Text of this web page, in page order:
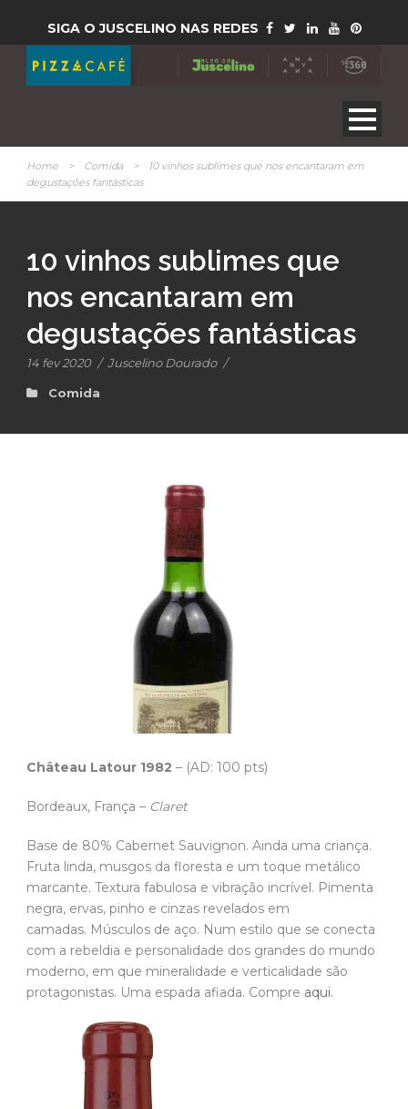
SIGA O JUSCELINO NAS REDES
Home > Comida >
10 vinhos sublimes que nos encantaram em
degustações fantásticas
10 vinhos sublimes que
nos encantaram em
degustações fantásticas
14 fev 2020 / Juscelino Dourado /
Comida
Château Latour 1982 – (AD: 100 pts)
Bordeaux, França – Claret
Base de 80% Cabernet Sauvignon. Ainda uma criança.
Fruta linda, musgos da floresta e um toque metálico
marcante. Textura fabulosa e vibração incrível. Pimenta
negra, ervas, pinho e cinzas revelados em
camadas. Músculos de aço. Num estilo que se conecta
com a rebeldia e personalidade dos grandes do mundo
moderno, em que mineralidade e verticalidade são
protagonistas. Uma espada afiada. Compre aqui.